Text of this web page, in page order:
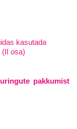
kasutada
(II osa)
pakkumist